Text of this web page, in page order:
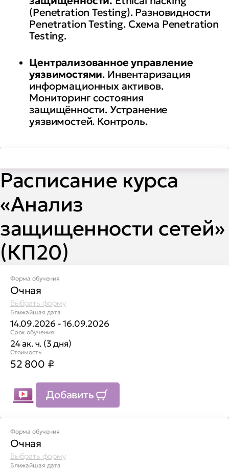
(Penetration Testing). Разновидности
Penetration Testing. Схема Penetration
Testing.
Централизованное управление
уязвимостями. Инвентаризация
информационных активов.
Мониторинг состояния
защищённости. Устранение
уязвимостей. Контроль.
Расписание курса
«Анализ
защищенности сетей»
(КП20)
Форма обучения
Очная
Выбрать форму
Ближайшая дата
14.09.2026 - 16.09.2026
Срок обучения
24 ак. ч. (3 дня)
Стоимость
52 800 ₽
Добавить
Форма обучения
Очная
Выбрать форму
Ближайшая дата